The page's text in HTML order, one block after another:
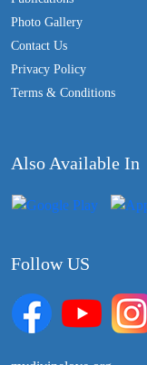
Photo Gallery
Contact Us
Privacy Policy
Terms & Conditions
Also Available In
Follow US